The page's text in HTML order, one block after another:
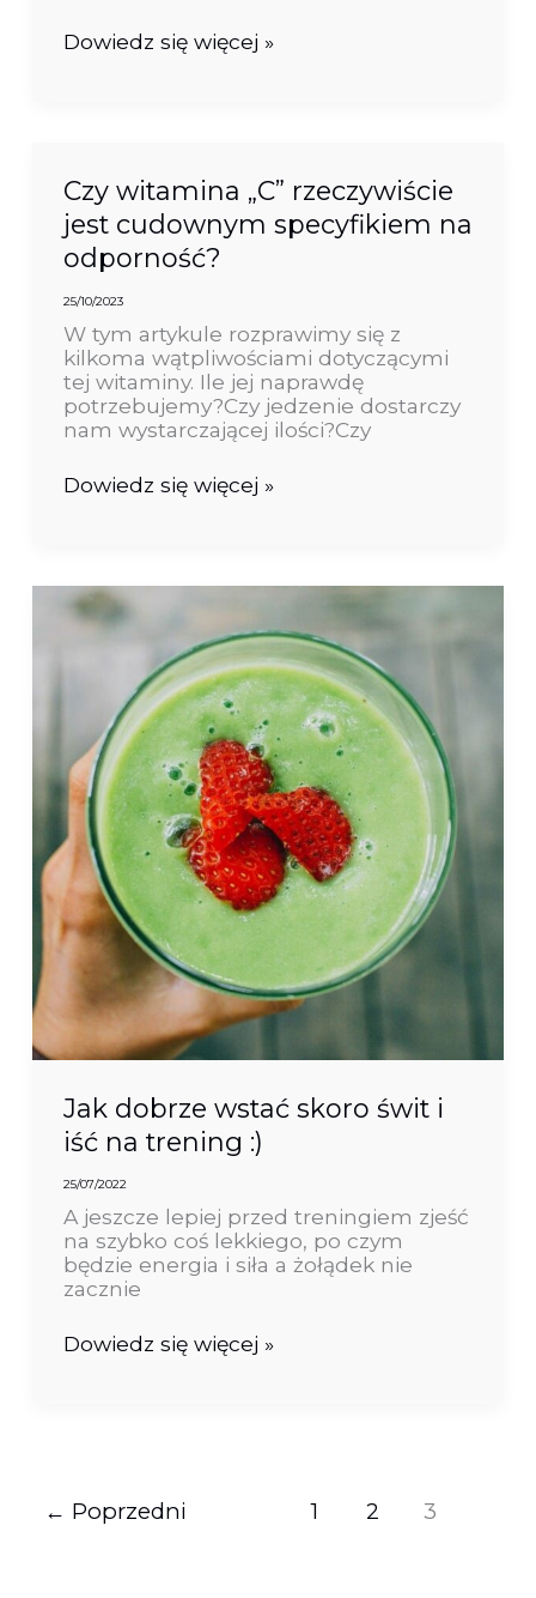
Dowiedz się więcej »
Czy witamina „C” rzeczywiście
jest cudownym specyfikiem na
odporność?
25/10/2023
W tym artykule rozprawimy się z
kilkoma wątpliwościami dotyczącymi
tej witaminy. Ile jej naprawdę
potrzebujemy?Czy jedzenie dostarczy
nam wystarczającej ilości?Czy
Czy
witamina
„C”
rzeczywiście
cudownym
specyfikiem
na
odporność?
Dowiedz się więcej »
Jak dobrze wstać skoro świt i
iść na trening :)
25/07/2022
A jeszcze lepiej przed treningiem zjeść
na szybko coś lekkiego, po czym
będzie energia i siła a żołądek nie
zacznie
Jak
dobrze
wstać
na
trening
Dowiedz się więcej »
← Poprzedni 1 2 3